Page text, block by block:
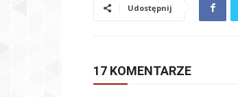
Udostępnij
17 KOMENTARZE